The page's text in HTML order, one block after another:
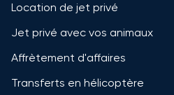
Location de jet privé
Jet privé avec vos animaux
Affrètement d'affaires
Transferts en hélicoptère